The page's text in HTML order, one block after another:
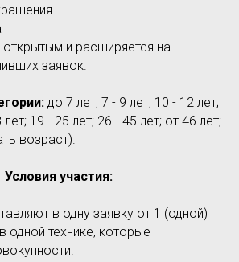
открытым и расширяется на
заявок.
до 7 лет, 7 - 9 лет; 10 - 12 лет;
19 - 25 лет; 26 - 45 лет; от 46 лет;
возраст).
Условия участия:
в одну заявку от 1 (одной)
одной технике, которые